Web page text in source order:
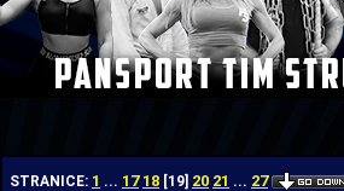
STRANICE: 1 ... 17 18 [19] 20 21 ... 27